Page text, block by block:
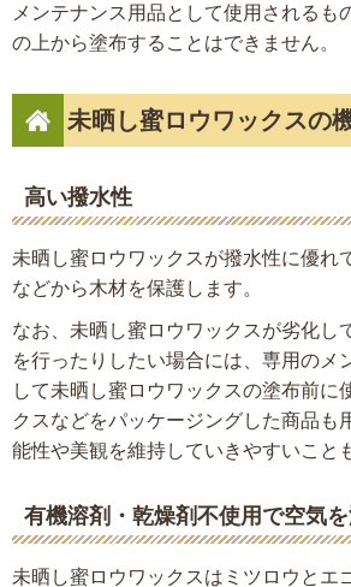
メンテナンス用品として使用されるも
の上から塗布することはできません。
未晒し蜜ロウワックスの
高い撥水性
未晒し蜜ロウワックスが撥水性に優れ
などから木材を保護します。
なお、未晒し蜜ロウワックスが劣化し
を行ったりしたい場合には、専用のメ
して未晒し蜜ロウワックスの塗布前に
クスなどをパッケージングした商品も
能性や美観を維持していきやすいこと
有機溶剤・乾燥剤不使用で空気
未晒し蜜ロウワックスはミツロウとエ